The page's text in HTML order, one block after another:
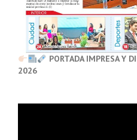
PORTADA IMPRESA Y
2026